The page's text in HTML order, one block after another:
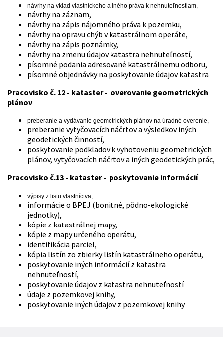
návrhy na vklad vlastníckeho a iného práva k nehnuteľnostiam,
návrhy na záznam,
návrhy na zápis nájomného práva k pozemku,
návrhy na opravu chýb v katastrálnom operáte,
návrhy na zápis poznámky,
návrhy na zmenu údajov katastra nehnuteľností,
písomné podania adresované katastrálnemu odboru,
písomné objednávky na poskytovanie údajov katastra
Pracovisko č. 12 - kataster - overovanie geometrických
plánov
preberanie a vydávanie geometrických plánov na úradné overenie,
preberanie vytyčovacích náčrtov a výsledkov iných
geodetických činností,
poskytovanie podkladov k vyhotoveniu geometrických
plánov, vytyčovacích náčrtov a iných geodetických prác,
Pracovisko č.13 - kataster - poskytovanie informácií
výpisy z listu vlastníctva,
informácie o BPEJ (bonitné, pôdno-ekologické
jednotky),
kópie z katastrálnej mapy,
kópie z mapy určeného operátu,
identifikácia parciel,
kópia listín zo zbierky listín katastrálneho operátu,
poskytovanie iných informácií z katastra
nehnuteľností,
poskytovanie údajov z katastra nehnuteľností
údaje z pozemkovej knihy,
poskytovanie iných údajov z pozemkovej knihy